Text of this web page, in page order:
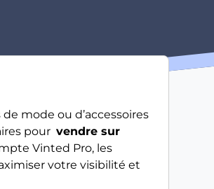
mode ou d’accessoires
pourvendre sur
Vinted Pro, les
votre visibilité et